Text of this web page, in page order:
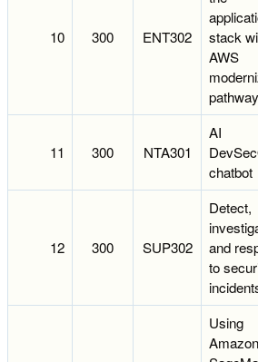
10 300 ENT302
stack
AWS
11 300 NTA301
AI
chatbot
12 300 SUP302
Detect,
and
to
Using
Amazon